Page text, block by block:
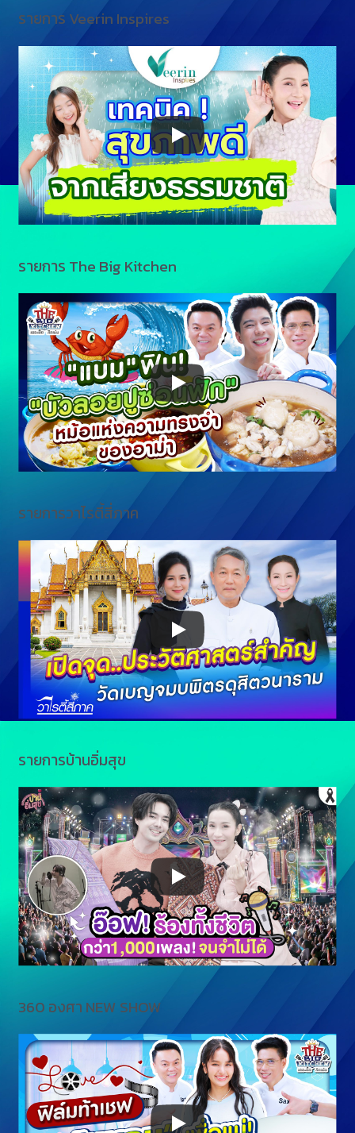
รายการ Veerin Inspires
รายการ The Big Kitchen
รายการวาไรตี้สี่ภาค
รายการบ้านอิ่มสุข
360 องศา NEW SHOW